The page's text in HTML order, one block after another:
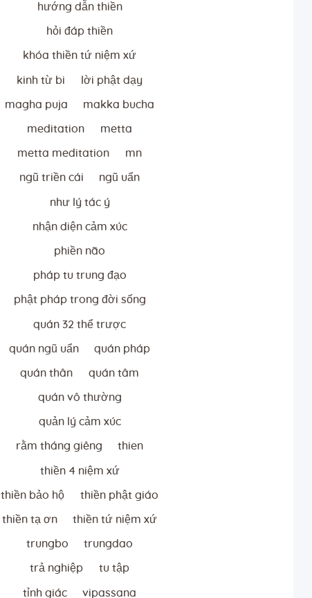
hướng dẫn thiền
hỏi đáp thiền
khóa thiền tứ niệm xứ
kinh từ bi lời phật dạy
magha puja makka bucha
meditation metta
metta meditation mn
ngũ triền cái ngũ uẩn
như lý tác ý
nhận diện cảm xúc
phiền não
pháp tu trung đạo
phật pháp trong đời sống
quán 32 thể trược
quán ngũ uẩn quán pháp
quán thân quán tâm
quán vô thường
quản lý cảm xúc
rằm tháng giêng thien
thiền 4 niệm xứ
thiền bảo hộ thiền phật giáo
thiền tạ ơn thiền tứ niệm xứ
trungbo trungdao
trả nghiệp tu tập
tỉnh giác vipassana